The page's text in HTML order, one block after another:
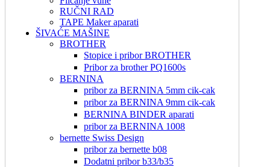
RUČNI RAD
TAPE Maker aparati
ŠIVAĆE MAŠINE
BROTHER
Stopice i pribor BROTHER
Pribor za brother PQ1600s
BERNINA
pribor za BERNINA 5mm cik-cak
pribor za BERNINA 9mm cik-cak
BERNINA BINDER aparati
pribor za BERNINA 1008
bernette Swiss Design
pribor za bernette b08
Dodatni pribor b33/b35